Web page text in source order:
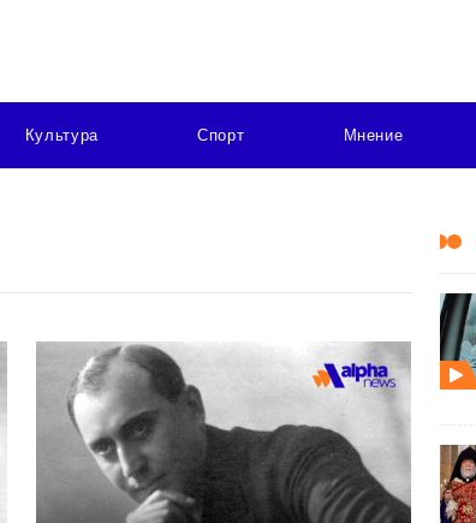
Культура Спорт Мнение